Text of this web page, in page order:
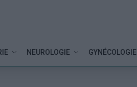
NEUROLOGIE GYNÉCOLOGIE